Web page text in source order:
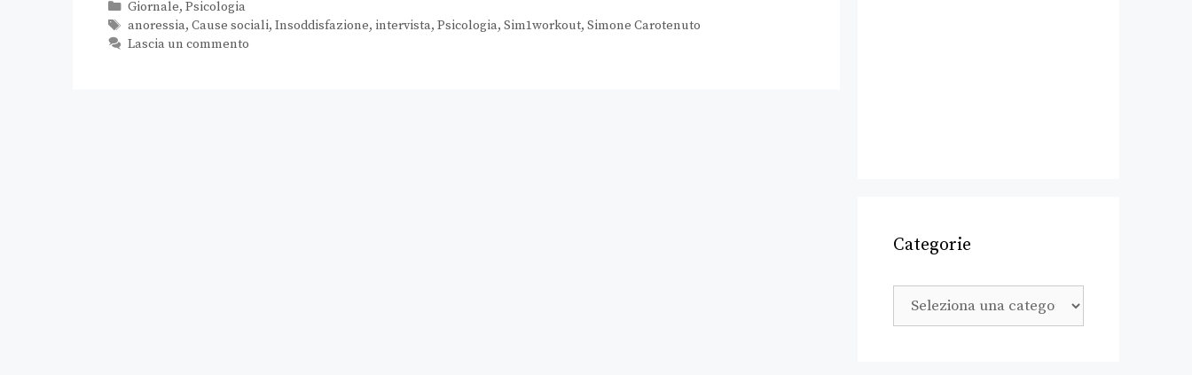
Giornale, Psicologia
anoressia, Cause sociali, Insoddisfazione, intervista, Psicologia, Sim1workout, Simone Carotenuto
Lascia un commento
Categorie